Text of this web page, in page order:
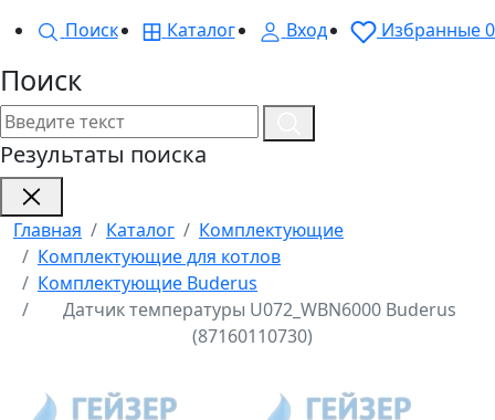
Поиск
Каталог Вход Избранные0
Поиск
Результаты поиска
Главная Каталог
Комплектующие
Комплектующие для котлов
Комплектующие Buderus
Датчик температуры U072_WBN6000 Buderus
(87160110730)